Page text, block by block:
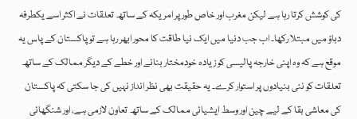
کی کوشش کرتا رہا ہے لیکن مغرب اور خاص طور پر امریکہ کے ساتھ تعلقات نے اکثر اسے یکطرفہ
دباؤ میں مبتلا رکھا۔ اب جب دنیا میں ایک نیا طاقت کا محور ابھر رہا ہے تو پاکستان کے پاس یہ
موقع ہے کہ وہ اپنی خارجہ پالیسی کو زیادہ خودمختار بنائے اور خطے کے دیگر ممالک کے ساتھ
تعلقات کو نئی بنیادوں پر استوار کرے۔ یہ حقیقت بھی نظر انداز نہیں کی جا سکتی کہ پاکستان
کی معاشی بقا کے لیے چین اور وسط ایشیائی ممالک کے ساتھ تعاون لازمی ہے، اور شنگھائی